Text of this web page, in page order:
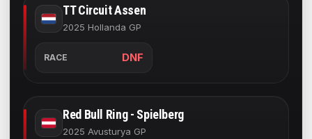
TT Circuit Assen
2025 Hollanda GP
RACE DNF
Red Bull Ring - Spielberg
2025 Avusturya GP